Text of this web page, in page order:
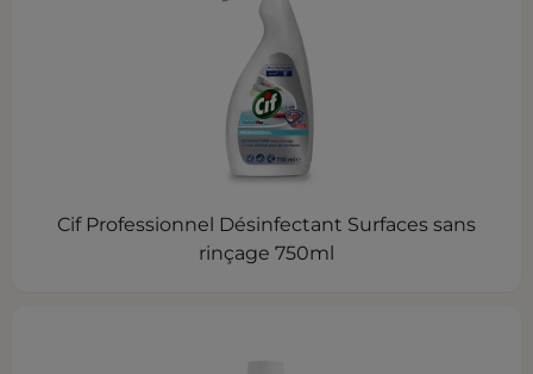
Cif Professionnel Désinfectant Surfaces sans
rinçage 750ml